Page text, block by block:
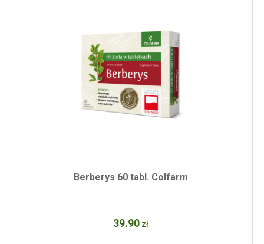
Berberys 60 tabl. Colfarm
39.90 zł